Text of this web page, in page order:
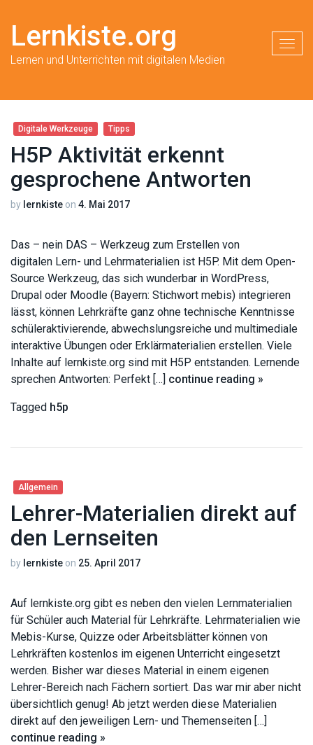
Lernkiste.org
Lernen und Unterrichten mit digitalen Medien
Digitale Werkzeuge Tipps
H5P Aktivität erkennt
gesprochene Antworten
by lernkiste on 4. Mai 2017
Das – nein DAS – Werkzeug zum Erstellen von
digitalen Lern- und Lehrmaterialien ist H5P. Mit dem Open-
Source Werkzeug, das sich wunderbar in WordPress,
Drupal oder Moodle (Bayern: Stichwort mebis) integrieren
lässt, können Lehrkräfte ganz ohne technische Kenntnisse
schüleraktivierende, abwechslungsreiche und multimediale
interaktive Übungen oder Erklärmaterialien erstellen. Viele
Inhalte auf lernkiste.org sind mit H5P entstanden. Lernende
sprechen Antworten: Perfekt […] continue reading »
Tagged h5p
Allgemein
Lehrer-Materialien direkt auf
den Lernseiten
by lernkiste on 25. April 2017
Auf lernkiste.org gibt es neben den vielen Lernmaterialien
für Schüler auch Material für Lehrkräfte. Lehrmaterialien wie
Mebis-Kurse, Quizze oder Arbeitsblätter können von
Lehrkräften kostenlos im eigenen Unterricht eingesetzt
werden. Bisher war dieses Material in einem eigenen
Lehrer-Bereich nach Fächern sortiert. Das war mir aber nicht
übersichtlich genug! Ab jetzt werden diese Materialien
direkt auf den jeweiligen Lern- und Themenseiten […]
continue reading »